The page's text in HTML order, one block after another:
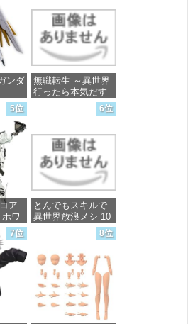
完成品フィギュア
価格：¥13,756
ンダ
イテ
フ
ム
色分
ル
無職転生 ～異世界
行ったら本気だす
～ 20 (MFコミック
ス フラッパーシ
価格：¥748
5位
ア
ワ
全
72ス
デル
6位
とんでもスキルで
異世界放浪メシ 10
(ガルドコミックス)
価格：¥726
7位 8位